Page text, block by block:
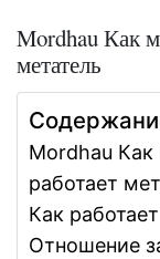
Mordhau Как
метатель
Mordhau
работает
Как
Отношение